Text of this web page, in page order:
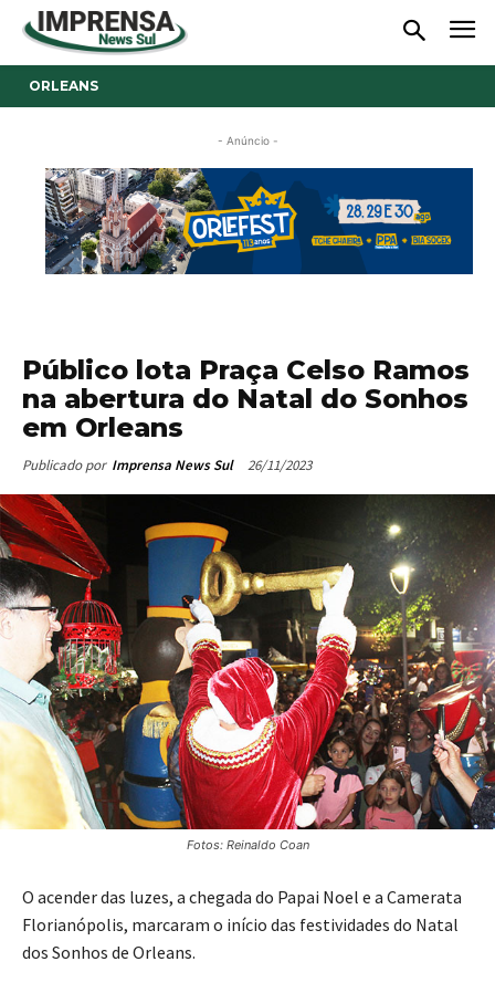
ORLEANS
- Anúncio -
Público lota Praça Celso Ramos
na abertura do Natal do Sonhos
em Orleans
Publicado por Imprensa News Sul 26/11/2023
Fotos: Reinaldo Coan
O acender das luzes, a chegada do Papai Noel e a Camerata
Florianópolis, marcaram o início das festividades do Natal
dos Sonhos de Orleans.